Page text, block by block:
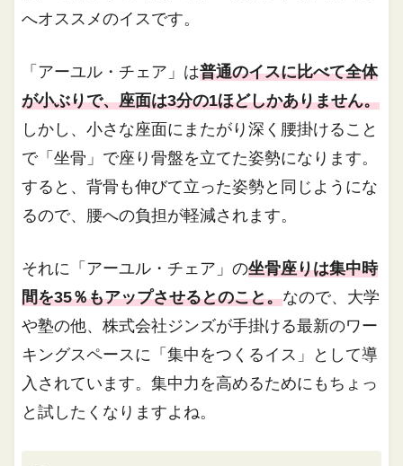
へオススメのイスです。
「アーユル・チェア」は普通のイスに比べて全体
が小ぶりで、座面は3分の1ほどしかありません。
しかし、小さな座面にまたがり深く腰掛けること
で「坐骨」で座り骨盤を立てた姿勢になります。
すると、背骨も伸びて立った姿勢と同じようにな
るので、腰への負担が軽減されます。
それに「アーユル・チェア」の坐骨座りは集中時
間を35％もアップさせるとのこと。なので、大学
や塾の他、株式会社ジンズが手掛ける最新のワー
キングスペースに「集中をつくるイス」として導
入されています。集中力を高めるためにもちょっ
と試したくなりますよね。